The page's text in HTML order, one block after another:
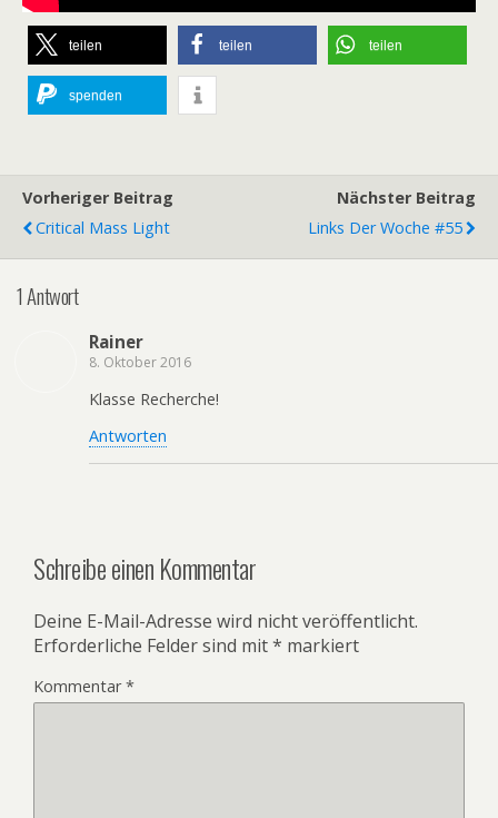
teilen teilen teilen
spenden
Vorheriger Beitrag
Critical Mass Light
Nächster Beitrag
Links Der Woche #55
1 Antwort
Rainer
8. Oktober 2016
Klasse Recherche!
Antworten
Schreibe einen Kommentar
Deine E-Mail-Adresse wird nicht veröffentlicht.
Erforderliche Felder sind mit* markiert
Kommentar*